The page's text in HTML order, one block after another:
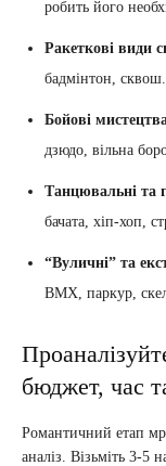
робить його
Ракеткові види
бадмінтон, сквош.
Бойові
дзюдо, вільна
Танцювальні та
бачата, хіп-хоп,
“Вуличні” та
BMX, паркур,
бюджет, час
Романтичний етап
аналіз. Візьміть 3-5